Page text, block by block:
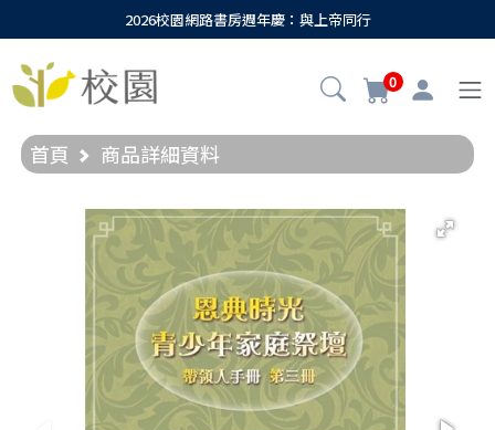
2026校園網路書房週年慶：與上帝同行
0
首頁 商品詳細資料